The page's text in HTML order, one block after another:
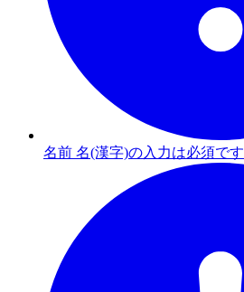
名前 名(漢字)の入力は必須です